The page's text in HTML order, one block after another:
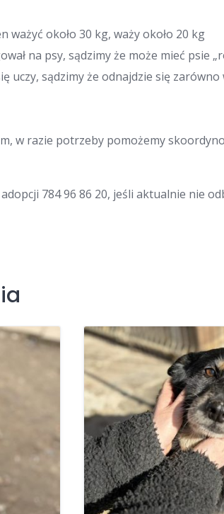
ważyć około 30 kg, waży około 20 kg
na psy, sądzimy że może mieć psie
uczy, sądzimy że odnajdzie się
w razie potrzeby pomożemy
784 96 86 20, jeśli aktualnie nie